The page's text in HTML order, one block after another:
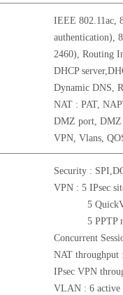
IEEE 802.11ac,
authentication),
2460), Routing
DHCP
Dynamic DNS,
NAT : PAT,
DMZ port, DMZ
VPN, Vlans,
Security :
VPN : 5 IPsec
5 QuickVPN
5 PPTP
Concurrent
NAT throughput
IPsec VPN
VLAN : 6 active